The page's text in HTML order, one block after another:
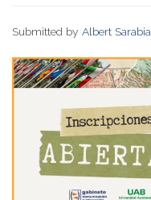
Submitted by Albert Sarabia